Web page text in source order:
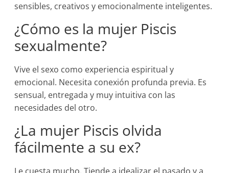
sensibles, creativos y emocionalmente inteligentes.
¿Cómo es la mujer Piscis
sexualmente?
Vive el sexo como experiencia espiritual y
emocional. Necesita conexión profunda previa. Es
sensual, entregada y muy intuitiva con las
necesidades del otro.
¿La mujer Piscis olvida
fácilmente a su ex?